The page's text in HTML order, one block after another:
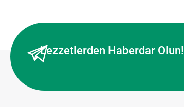
Lezzetlerden Haberdar Olun!